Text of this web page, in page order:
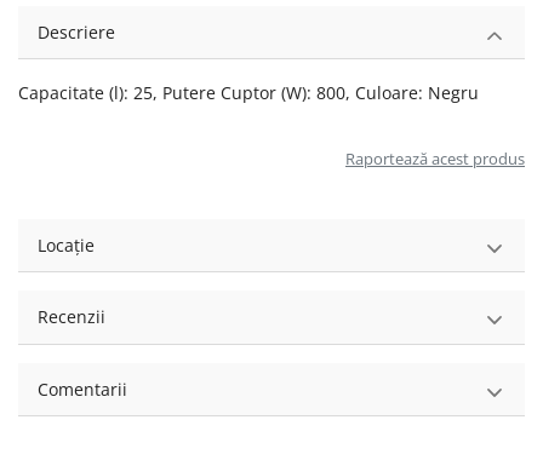
Descriere
Capacitate (l): 25, Putere Cuptor (W): 800, Culoare: Negru
Raportează acest produs
Locație
Recenzii
Comentarii